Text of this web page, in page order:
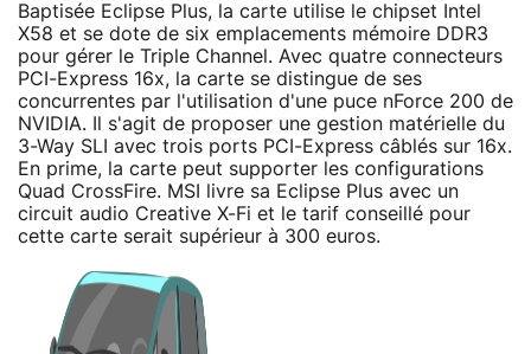
Baptisée Eclipse Plus, la carte utilise le chipset Intel
X58 et se dote de six emplacements mémoire DDR3
pour gérer le Triple Channel. Avec quatre connecteurs
PCI-Express 16x, la carte se distingue de ses
concurrentes par l'utilisation d'une puce nForce 200 de
NVIDIA. Il s'agit de proposer une gestion matérielle du
3-Way SLI avec trois ports PCI-Express câblés sur 16x.
En prime, la carte peut supporter les configurations
Quad CrossFire. MSI livre sa Eclipse Plus avec un
circuit audio Creative X-Fi et le tarif conseillé pour
cette carte serait supérieur à 300 euros.